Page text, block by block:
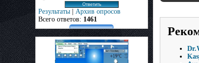
Результаты | Архив опросов
Всего ответов: 1461